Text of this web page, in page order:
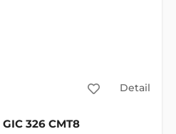
Detail
GIC 326 CMT8